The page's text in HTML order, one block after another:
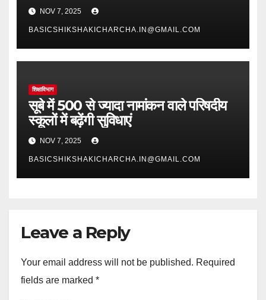
NOV 7, 2025
BASICSHIKSHAKICHARCHA.IN@GMAIL.COM
शिक्षाविभाग
सूबे में 500 से ज्यादा नामांकन वाले परिषदीय
स्कूलों में बढ़ेंगी सुविधाएं
NOV 7, 2025
BASICSHIKSHAKICHARCHA.IN@GMAIL.COM
Leave a Reply
Your email address will not be published. Required
fields are marked *